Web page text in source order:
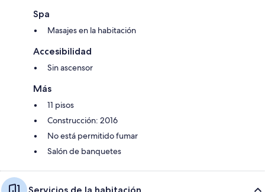
Spa
Masajes en la habitación
Accesibilidad
Sin ascensor
Más
11 pisos
Construcción: 2016
No está permitido fumar
Salón de banquetes